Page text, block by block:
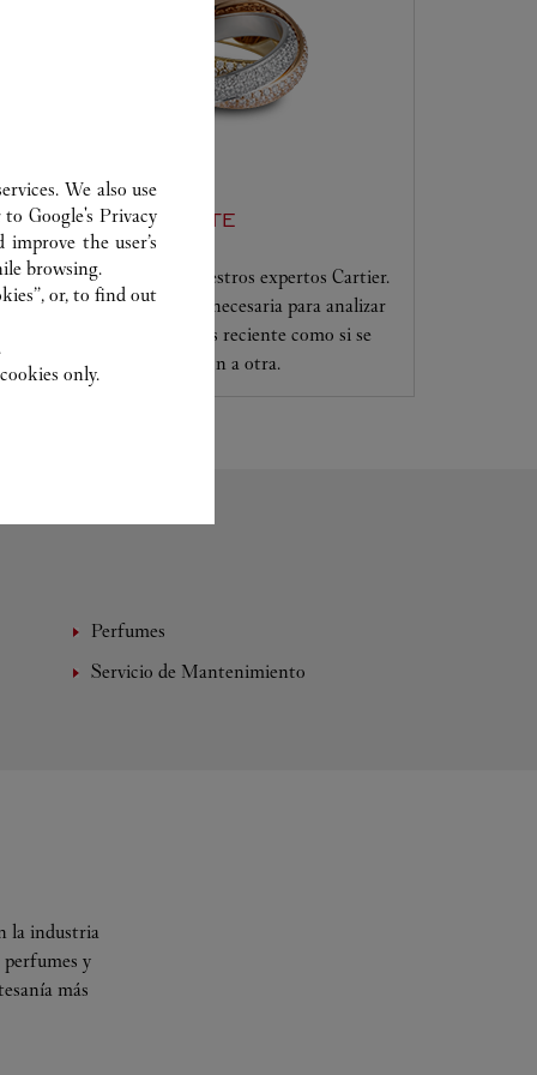
SERVICIO AL CLIENTE
Confíe sus creaciones a nuestros expertos Cartier.
Solo ellos tienen la pericia necesaria para analizar
y reparar su joya, tanto si es reciente como si se
transmite de una generación a otra.
Perfumes
Servicio de Mantenimiento
la industria
y
más
We also use
toGoogle's Privacy
the user’s
browsing.
or, to find out
only.